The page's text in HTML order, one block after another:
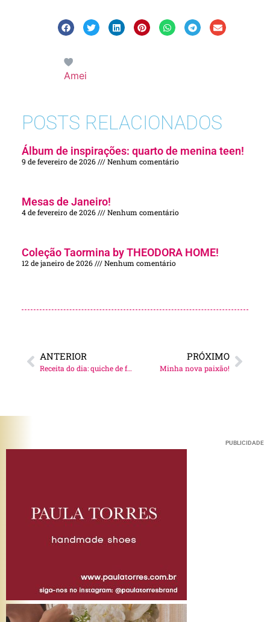
Amei
POSTS RELACIONADOS
Álbum de inspirações: quarto de menina teen!
9 de fevereiro de 2026 Nenhum comentário
Mesas de Janeiro!
4 de fevereiro de 2026 Nenhum comentário
Coleção Taormina by THEODORA HOME!
12 de janeiro de 2026 Nenhum comentário
ANTERIOR
Receita do dia: quiche de frigideira!
PRÓXIMO
Minha nova paixão!
PUBLICIDADE